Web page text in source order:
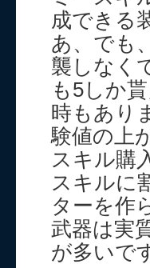
成できる
あ、でも
襲しなく
も5しか
時もあり
験値の上
スキル購
スキルに
ターを作
武器は実
が多いで